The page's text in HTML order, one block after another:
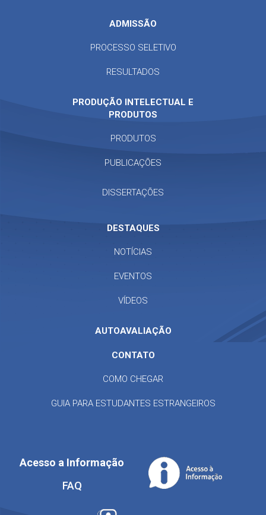
ADMISSÃO
PROCESSO SELETIVO
RESULTADOS
PRODUÇÃO INTELECTUAL E
PRODUTOS
PRODUTOS
PUBLICAÇÕES
DISSERTAÇÕES
DESTAQUES
NOTÍCIAS
EVENTOS
VÍDEOS
AUTOAVALIAÇÃO
CONTATO
COMO CHEGAR
GUIA PARA ESTUDANTES ESTRANGEIROS
Acesso a Informação
FAQ